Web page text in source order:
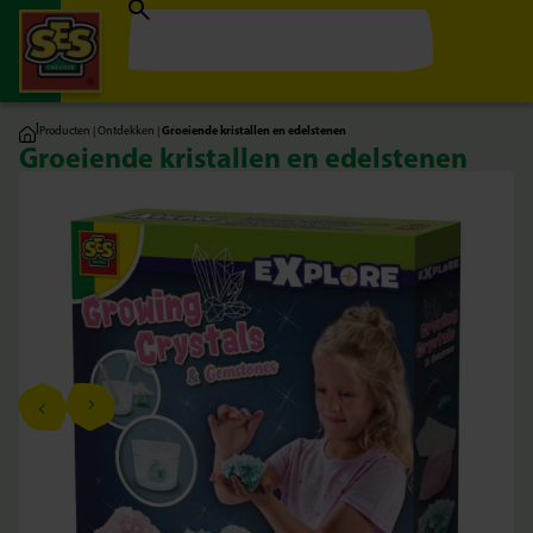
|Producten |Ontdekken |Groeiende kristallen en edelstenen
Groeiende kristallen en edelstenen